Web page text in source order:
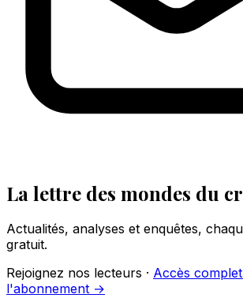
La lettre des mondes du
Actualités, analyses et enquêtes,
gratuit.
Rejoignez nos lecteurs · Accès
l'abonnement →